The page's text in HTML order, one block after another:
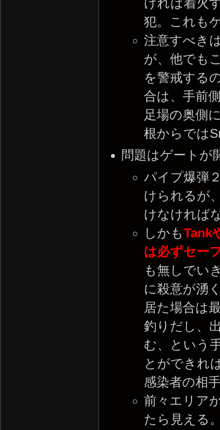
ければ着火
犯。これも
注意すべき
が、他でも
を警戒する
合は、手前
足場の奥側
根からでは
問題はゲートが
パイプ爆弾
けられるが
けなければ
しかもTank
は必ずセー
も無しでい
に殺意が湧
居た場合は
釣りだし、
む、という
とができれ
感染者の相
前々エリア
たら見える